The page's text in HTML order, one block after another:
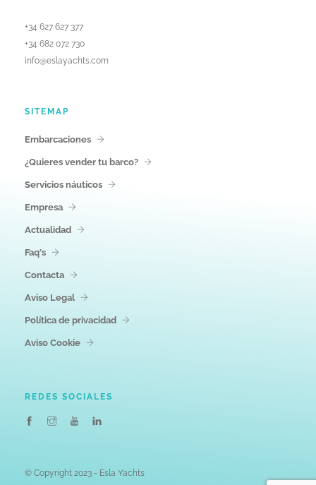
+34 627 627 377
+34 682 072 730
info@eslayachts.com
SITEMAP
Embarcaciones
¿Quieres vender tu barco?
Servicios náuticos
Empresa
Actualidad
Faq's
Contacta
Aviso Legal
Política de privacidad
Aviso Cookie
REDES SOCIALES
© Copyright 2023 - Esla Yachts